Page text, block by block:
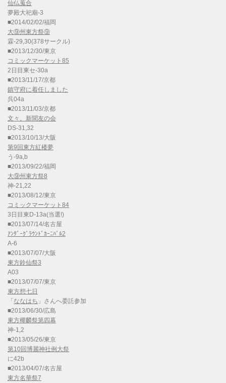
仙仏蒐合
夢殿大祀廟-3
■2014/02/02/福岡
大⑨州東方祭⑨
霖-29,30(378サークル)
■2013/12/30/東京
コミックマーケット85
2日目東セ-30a
■2013/11/17/京都
鎮守府に着任しました
呉04a
■2013/11/03/京都
文々。新聞友の会
DS-31,32
■2013/10/13/大阪
第9回東方紅楼夢
う-9a,b
■2013/09/22/福岡
大⑨州東方祭8
神-21,22
■2013/08/12/東京
コミックマーケット84
3日目東D-13a(当選!)
■2013/07/14/名古屋
ｱﾝﾀﾞｰｸﾞﾗｳﾝﾄﾞｶｰﾆﾊﾞﾙ2
A-6
■2013/07/07/大阪
東方鈴仙祭3
A03
■2013/07/07/東京
東方想七日
「 ななはち 」さんへ委託参加
■2013/06/30/広島
東方椰麟祭第四幕
神-1,2
■2013/05/26/東京
第10回博麗神社例大祭
に42b
■2013/04/07/名古屋
東方名華祭7